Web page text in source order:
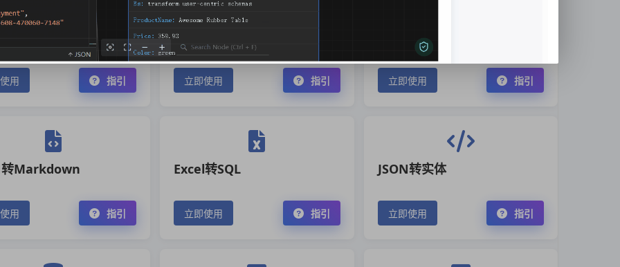
用 指引
CSV转JSON
立即使用 指引 立即使用 指引
转Markdown
用 指引
Excel转SQL
立即使用 指引
JSON转实体
立即使用 指引